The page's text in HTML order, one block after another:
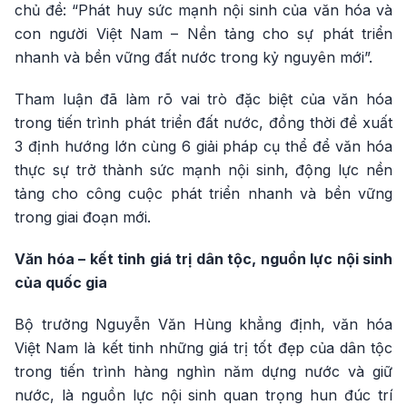
chủ đề: “Phát huy sức mạnh nội sinh của văn hóa và
con người Việt Nam – Nền tảng cho sự phát triển
nhanh và bền vững đất nước trong kỷ nguyên mới”.
Tham luận đã làm rõ vai trò đặc biệt của văn hóa
trong tiến trình phát triển đất nước, đồng thời đề xuất
3 định hướng lớn cùng 6 giải pháp cụ thể để văn hóa
thực sự trở thành sức mạnh nội sinh, động lực nền
tảng cho công cuộc phát triển nhanh và bền vững
trong giai đoạn mới.
Văn hóa – kết tinh giá trị dân tộc, nguồn lực nội sinh
của quốc gia
Bộ trưởng Nguyễn Văn Hùng khẳng định, văn hóa
Việt Nam là kết tinh những giá trị tốt đẹp của dân tộc
trong tiến trình hàng nghìn năm dựng nước và giữ
nước, là nguồn lực nội sinh quan trọng hun đúc trí